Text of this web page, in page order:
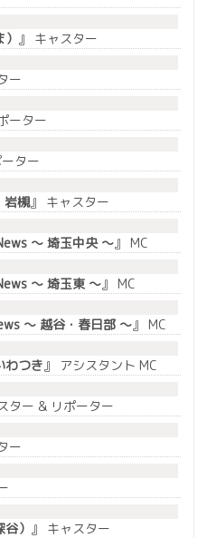
』 キャスター
ー
ーター
ター
岩槻』 キャスター
～ 埼玉中央 ～』 MC
～ 埼玉東 ～』 MC
～ 越谷・春日部 ～』 MC
わつき』 アシスタント MC
ター & リポーター
ー
） 』 キャスター